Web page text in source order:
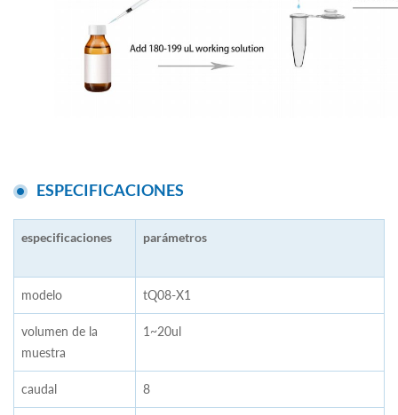
ESPECIFICACIONES
especificaciones parámetros
modelo tQ08-X1
volumen de la
muestra
1~20ul
caudal 8